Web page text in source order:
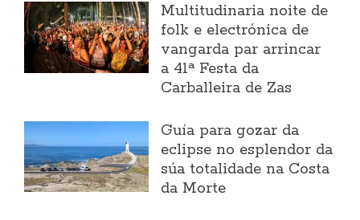
Multitudinaria noite de
folk e electrónica de
vangarda par arrincar
a 41ª Festa da
Carballeira de Zas
Guía para gozar da
eclipse no esplendor da
súa totalidade na Costa
da Morte